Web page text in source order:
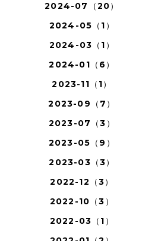
2024-07（20）
2024-05（1）
2024-03（1）
2024-01（6）
2023-11（1）
2023-09（7）
2023-07（3）
2023-05（9）
2023-03（3）
2022-12（3）
2022-10（3）
2022-03（1）